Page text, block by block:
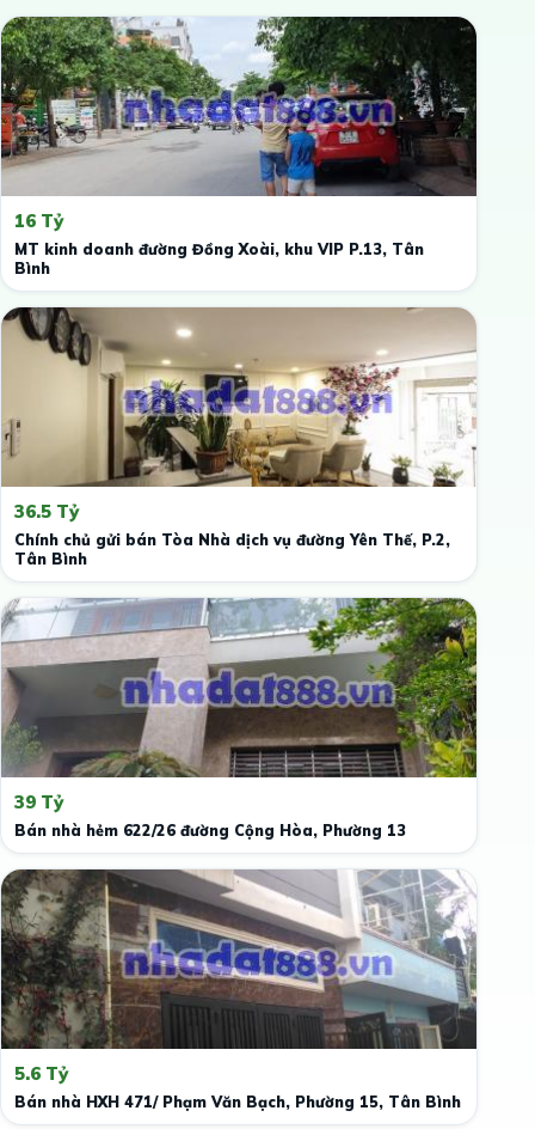
16 Tỷ
MT kinh doanh đường Đồng Xoài, khu VIP P.13, Tân
Bình
36.5 Tỷ
Chính chủ gửi bán Tòa Nhà dịch vụ đường Yên Thế, P.2,
Tân Bình
39 Tỷ
Bán nhà hẻm 622/26 đường Cộng Hòa, Phường 13
5.6 Tỷ
Bán nhà HXH 471/ Phạm Văn Bạch, Phường 15, Tân Bình